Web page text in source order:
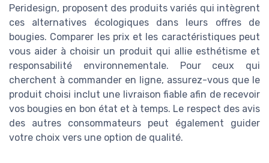
Peridesign, proposent des produits variés qui intègrent
ces alternatives écologiques dans leurs offres de
bougies. Comparer les prix et les caractéristiques peut
vous aider à choisir un produit qui allie esthétisme et
responsabilité environnementale. Pour ceux qui
cherchent à commander en ligne, assurez-vous que le
produit choisi inclut une livraison fiable afin de recevoir
vos bougies en bon état et à temps. Le respect des avis
des autres consommateurs peut également guider
votre choix vers une option de qualité.